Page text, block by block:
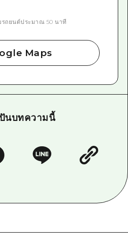
รถยนต์ประมาณ 50 นาที
Maps
นบทความนี้